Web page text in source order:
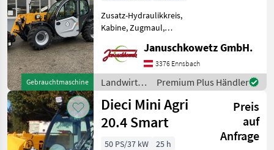
Gebrauchtmaschine
Zusatz-Hydraulikkreis,
Kabine, Zugmaul,
hydr. Geräteverriegelung -
Motor Kubota 4 Zyl.,
CommonRail, 3.330 m², 75
PS Turbo, StufeV -
Betriebsgewi
Januschkowetz GmbH.
3376 Ennsbach
Landwirtsch.
Motorfahrzeuge
/ Dieci
Premium Plus Händler
Dieci Mini Agri
20.4 Smart
Preis
auf
Anfrage
50 PS/37 kW
25 h